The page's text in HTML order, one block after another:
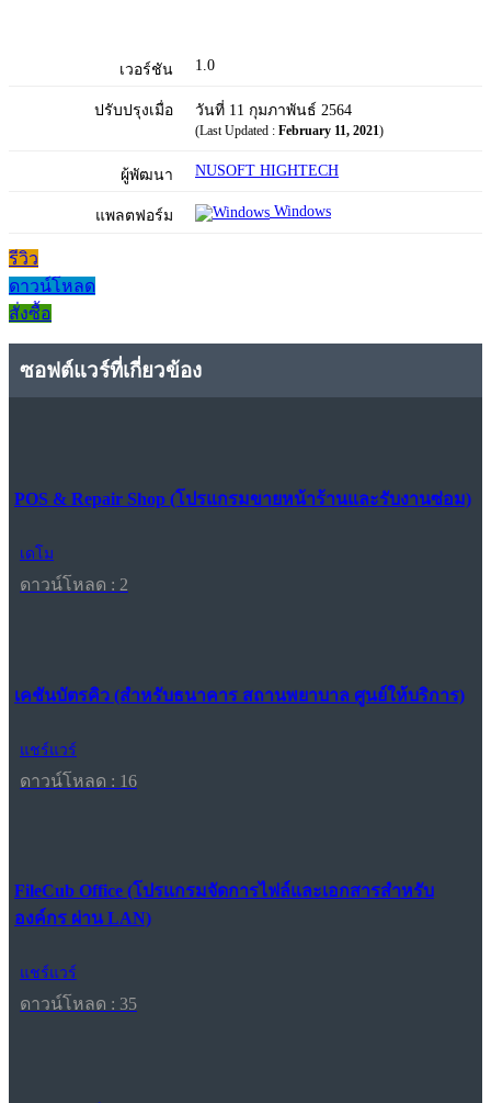
เวอร์ชัน 1.0
ปรับปรุงเมื่อ วันที่ 11 กุมภาพันธ์ 2564
(Last Updated : February 11, 2021)
ผู้พัฒนา NUSOFT HIGHTECH
แพลตฟอร์ม Windows
รีวิว
ดาวน์โหลด
สั่งซื้อ
ซอฟต์แวร์ที่เกี่ยวข้อง
POS & Repair Shop (โปรแกรมขายหน้าร้านและรับงานซ่อม)
เดโม
ดาวน์โหลด : 2
เคชันบัตรคิว (สำหรับธนาคาร สถานพยาบาล ศูนย์ให้บริการ)
แชร์แวร์
ดาวน์โหลด : 16
FileCub Office (โปรแกรมจัดการไฟล์และเอกสารสำหรับ
องค์กร ผ่าน LAN)
แชร์แวร์
ดาวน์โหลด : 35